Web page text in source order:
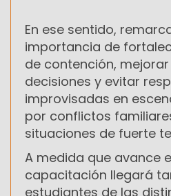
En ese sentido,
importancia de
de contención,
decisiones y evitar
improvisadas en
por conflictos
situaciones de fuerte
A medida que avance
capacitación llegará
estudiantes de las